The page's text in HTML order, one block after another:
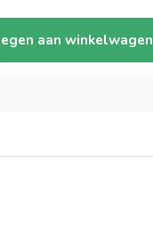
aan winkelwagen